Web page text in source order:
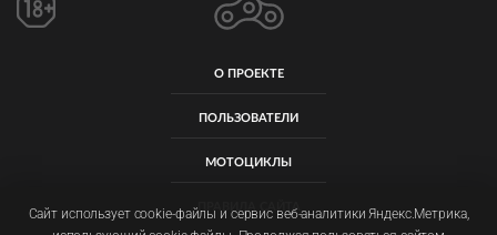
О ПРОЕКТЕ
ПОЛЬЗОВАТЕЛИ
МОТОЦИКЛЫ
ПРАВИЛА САЙТА
Сайт использует cookie-файлы и сервис веб-аналитики Яндекс.Метрика,